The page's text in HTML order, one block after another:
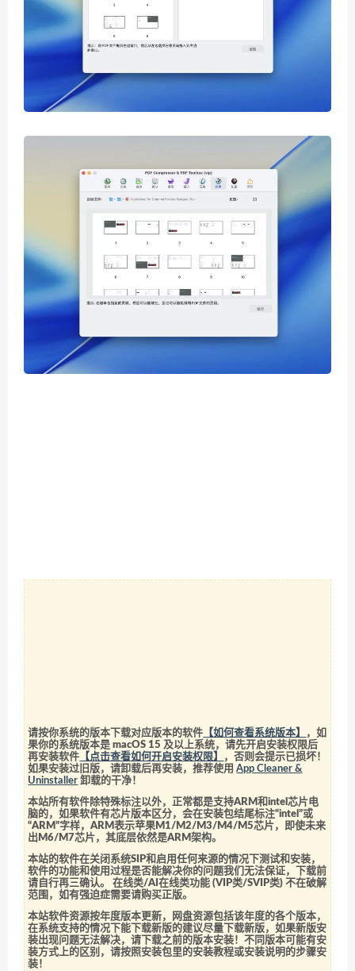
请按你系统的版本下载对应版本的软件 【如何查看系统版本】
，如
果你的系统版本是 macOS 15 及以上系统，请先开启安装权限后
再安装软件 【点击查看如何开启安装权限】
，否则会提示已损坏！
如果安装过旧版，请卸载后再安装，推荐使用App Cleaner &
Uninstaller 卸载的干净！
本站所有软件除特殊标注以外，正常都是支持ARM和intel芯片电
脑的，如果软件有芯片版本区分，会在安装包结尾标注“intel”或
“ARM”字样，ARM表示苹果M1/M2/M3/M4/M5芯片，即使未来
出M6/M7芯片，其底层依然是ARM架构。
本站的软件在关闭系统SIP和启用任何来源的情况下测试和安装，
软件的功能和使用过程是否能解决你的问题我们无法保证，下载前
请自行再三确认。 在线类/AI在线类功能 (VIP类/SVIP类) 不在破解
范围，如有强迫症需要请购买正版。
本站软件资源按年度版本更新，网盘资源包括该年度的各个版本，
在系统支持的情况下能下载新版的建议尽量下载新版，如果新版安
装出现问题无法解决，请下载之前的版本安装！不同版本可能有安
装方式上的区别，请按照安装包里的安装教程或安装说明的步骤安
装！